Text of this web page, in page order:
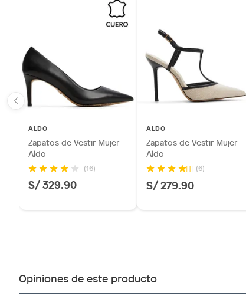
ALDO
Zapatos de Vestir Mujer
Aldo
(16)
S/ 329.90
ALDO
Zapatos de Vestir Mujer
Aldo
(6)
S/ 279.90
Opiniones de este producto